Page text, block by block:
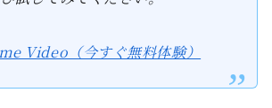
Video（今すぐ無料体験）